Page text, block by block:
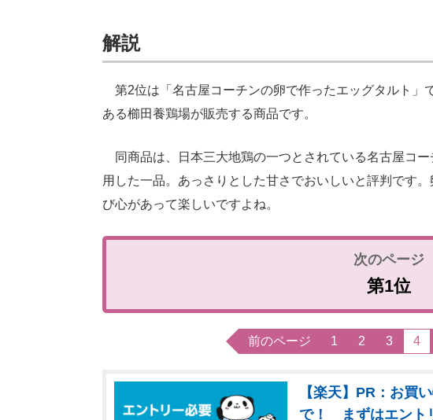
解説
第2位は「名古屋コーチンの卵で作ったエッグタルト」
ある櫛田養鶏場が販売する商品です。
同商品は、日本三大地鶏の一つとされている名古屋コ
用した一品。あっさりとした甘さでおいしいと評判です
び心があって楽しいですよね。
第1位
前のページ 1 2 3 4
【楽天】PR：お買
で！ まずはエント